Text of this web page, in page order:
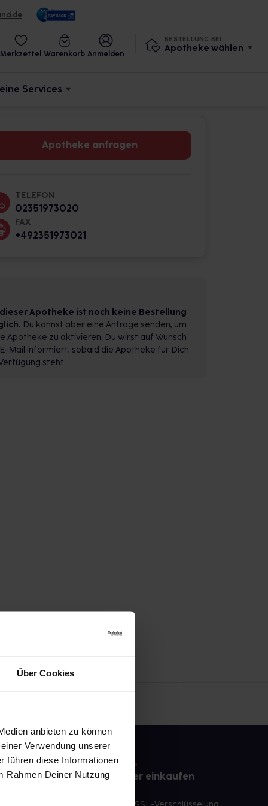
Über Cookies
anbieten zu können
Verwendung unserer
führen diese Informationen
Rahmen Deiner Nutzung
Merkzettel Warenkorb Anmelden
BESTELLUNG BEI
Apotheke wählen
Services
Apotheke anfragen
TELEFON
02351973020
FAX
+492351973021
Apotheke ist noch keine Bestellung
Du kannst aber eine Anfrage senden, um
Apotheke zu aktivieren. Du wirst auf Wunsch
Mail informiert, sobald die Apotheke für Dich
steht.
Sicher einkaufen